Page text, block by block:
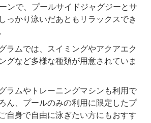
ンで、プールサイドジャグジーとサ
っかり泳いだあともリラックスでき
ラムでは、スイミングやアクアエク
グなど多様な種類が用意されていま
ラムやトレーニングマシンも利用で
ん、プールのみの利用に限定したプ
自身で自由に泳ぎたい方にもおすす